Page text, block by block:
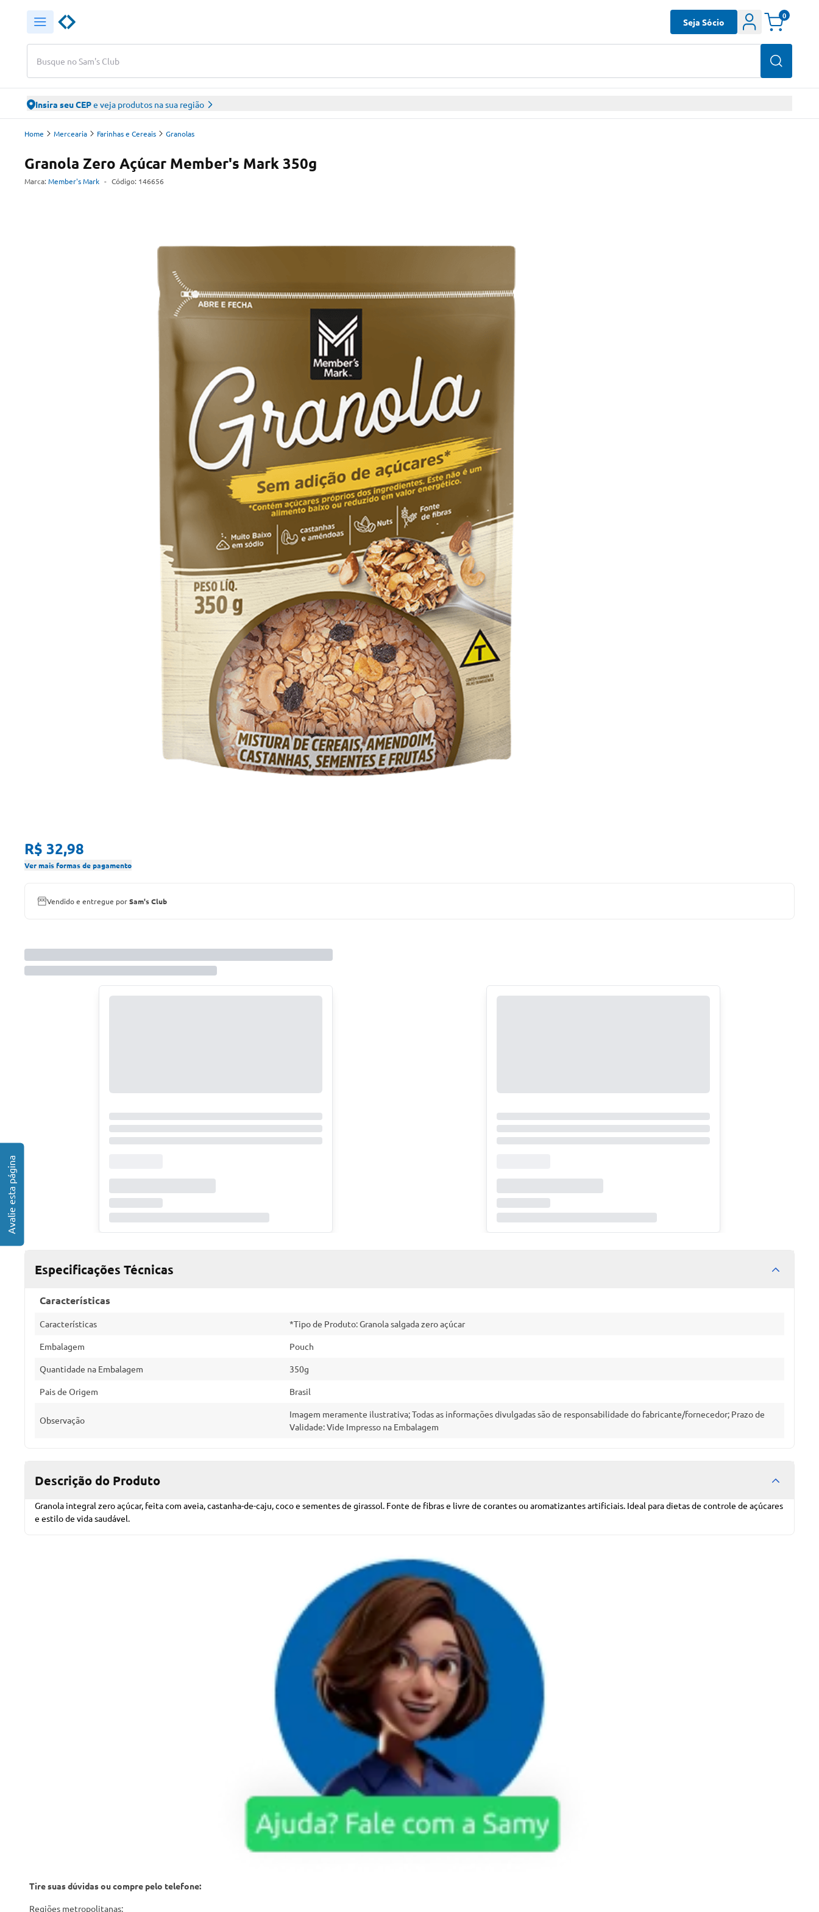
Busque no Sam's Club
Seja Sócio
0
Insira seu CEPe veja produtos na sua região
Home Mercearia Farinhas e Cereais Granolas
Granola Zero Açúcar Member's Mark 350g
Marca: Member's Mark - Código: 146656
R$ 32,98
Ver mais formas de pagamento
Vendido e entregue porSam's Club
Especificações Técnicas
Características
Características *Tipo de Produto: Granola salgada zero açúcar
Embalagem Pouch
Quantidade na Embalagem 350g
Pais de Origem Brasil
Observação
Imagem meramente ilustrativa; Todas as informações divulgadas são de responsabilidade do fabricante/fornecedor; Prazo de
Validade: Vide Impresso na Embalagem
Descrição do Produto
Granola integral zero açúcar, feita com aveia, castanha-de-caju, coco e sementes de girassol. Fonte de fibras e livre de corantes ou aromatizantes artificiais. Ideal para dietas de controle de açúcares
e estilo de vida saudável.
Tire suas dúvidas ou compre pelo telefone:
Regiões metropolitanas: